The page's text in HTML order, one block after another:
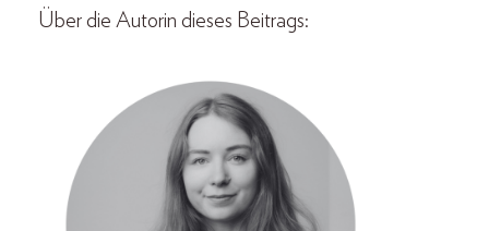
Über die Autorin dieses Beitrags: